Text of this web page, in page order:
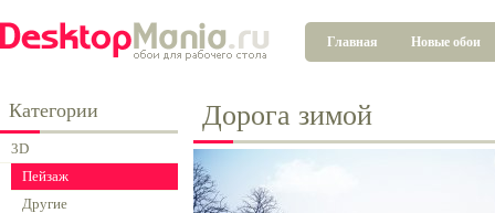
Главная Новые обои
Категории
3D
Пейзаж
Другие
Дорога зимой